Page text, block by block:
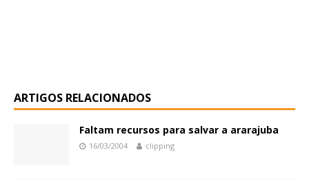
ARTIGOS RELACIONADOS
Faltam recursos para salvar a ararajuba
16/03/2004 clipping